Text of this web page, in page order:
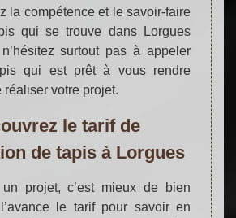
la compétence et le savoir-faire
qui se trouve dans Lorgues
surtout pas à appeler
qui est prêt à vous rendre
réaliser votre projet.
le tarif de
de tapis à Lorgues
projet, c’est mieux de bien
le tarif pour savoir en